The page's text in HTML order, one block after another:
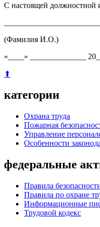
С настоящей должностной
(Фамилия И.О.)
«____» ______________
⬆
категории
Охрана труда
Пожарная
Управление
Особенности
федеральные
Правила
Правила по охране
Информационные
Трудовой кодекс